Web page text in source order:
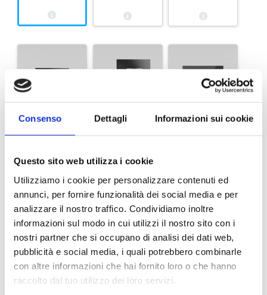
Consenso Dettagli Informazioni sui cookie
Questo sito web utilizza i cookie
Utilizziamo i cookie per personalizzare contenuti ed
annunci, per fornire funzionalità dei social media e per
analizzare il nostro traffico. Condividiamo inoltre
informazioni sul modo in cui utilizzi il nostro sito con i
nostri partner che si occupano di analisi dei dati web,
pubblicità e social media, i quali potrebbero combinarle
con altre informazioni che hai fornito loro o che hanno
raccolto dal tuo utilizzo dei loro servizi.
Plastificazione
Plastificazione
Soft touch
Soft touch F/R